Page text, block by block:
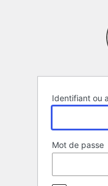
Identifiant ou
Mot de passe